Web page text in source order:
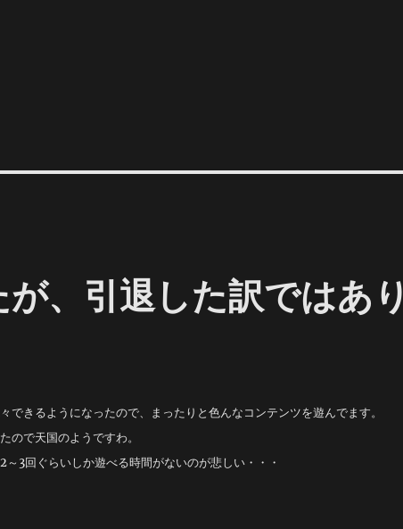
、引退した訳ではあり
できるようになったので、まったりと色んなコンテンツを遊んでます。
ので天国のようですわ。
～3回ぐらいしか遊べる時間がないのが悲しい・・・